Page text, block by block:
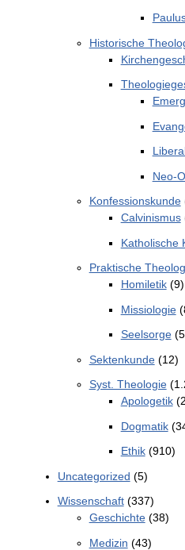
Historische
Neo-
Konfessionskunde
Calvinismus
Katholische
Praktische
Homiletik(9)
Missiologie
Seelsorge
Sektenkunde(12)
Syst. Theologie
Apologetik
Dogmatik
Ethik(910)
Uncategorized (5)
Wissenschaft(337)
Geschichte(38)
Medizin (43)